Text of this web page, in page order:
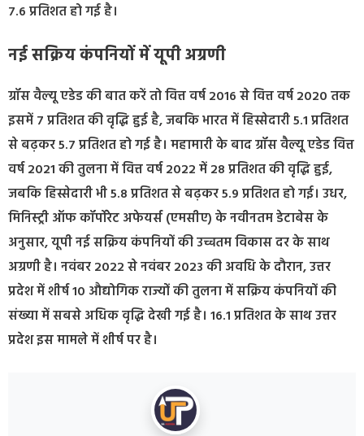
7.6 प्रतिशत हो गई है।
नई सक्रिय कंपनियों में यूपी अग्रणी
ग्रॉस वैल्यू एडेड की बात करें तो वित्त वर्ष 2016 से वित्त वर्ष 2020 तक
इसमें 7 प्रतिशत की वृद्धि हुई है, जबकि भारत में हिस्सेदारी 5.1 प्रतिशत
से बढ़कर 5.7 प्रतिशत हो गई है। महामारी के बाद ग्रॉस वैल्यू एडेड वित्त
वर्ष 2021 की तुलना में वित्त वर्ष 2022 में 28 प्रतिशत की वृद्धि हुई,
जबकि हिस्सेदारी भी 5.8 प्रतिशत से बढ़कर 5.9 प्रतिशत हो गई। उधर,
मिनिस्ट्री ऑफ कॉर्पोरेट अफेयर्स (एमसीए) के नवीनतम डेटाबेस के
अनुसार, यूपी नई सक्रिय कंपनियों की उच्चतम विकास दर के साथ
अग्रणी है। नवंबर 2022 से नवंबर 2023 की अवधि के दौरान, उत्तर
प्रदेश में शीर्ष 10 औद्योगिक राज्यों की तुलना में सक्रिय कंपनियों की
संख्या में सबसे अधिक वृद्धि देखी गई है। 16.1 प्रतिशत के साथ उत्तर
प्रदेश इस मामले में शीर्ष पर है।